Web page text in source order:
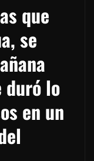
que
se
duró lo
en un